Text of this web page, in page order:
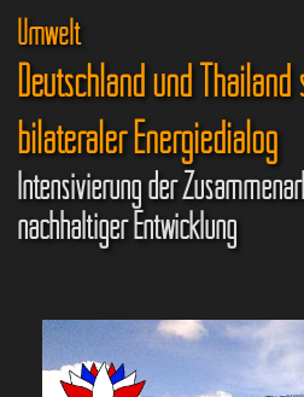
Umwelt
Deutschland und Thailand
bilateraler Energiedialog
Intensivierung der
nachhaltiger Entwicklung